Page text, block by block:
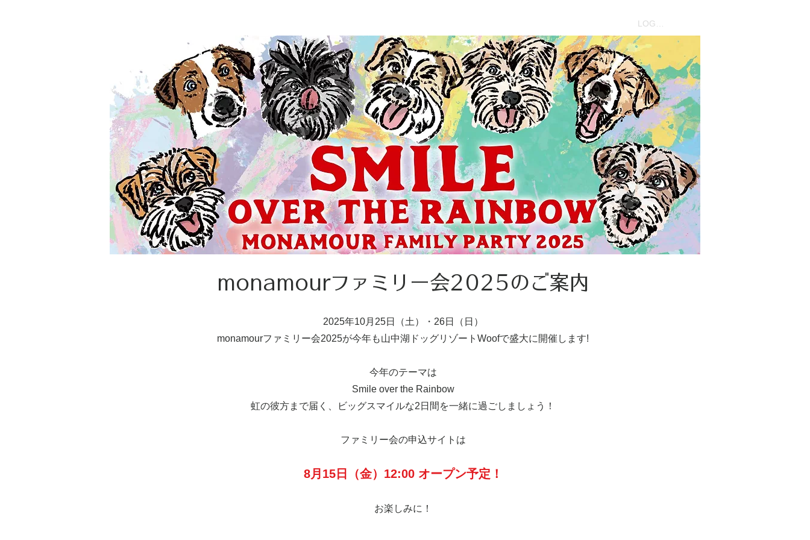
LOG IN
monamourファミリー会2025のご案内
2025年10月25日（土）・26日（日）
monamourファミリー会2025が今年も山中湖ドッグリゾートWoofで盛大に開催します!
今年のテーマは
Smile over the Rainbow
虹の彼方まで届く、ビッグスマイルな2日間を一緒に過ごしましょう！
ファミリー会の申込サイトは
8月15日（金）12:00 オープン予定！
お楽しみに！